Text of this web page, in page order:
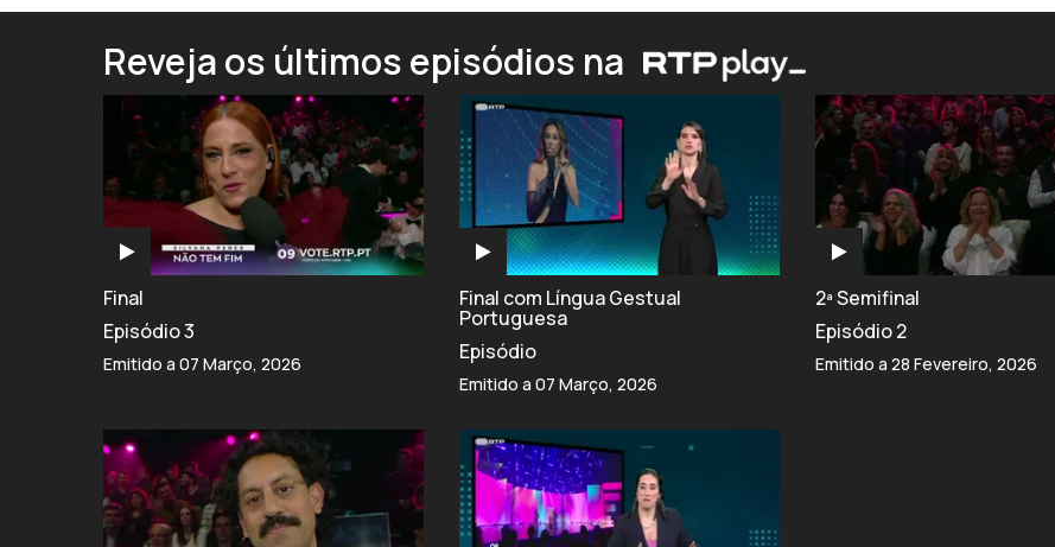
Reveja os últimos episódios na
Final
Episódio 3
Emitido a 07 Março, 2026
Final com Língua Gestual
Portuguesa
Episódio
Emitido a 07 Março, 2026
2ª Semifinal
Episódio 2
Emitido a 28 Fevereiro, 2026